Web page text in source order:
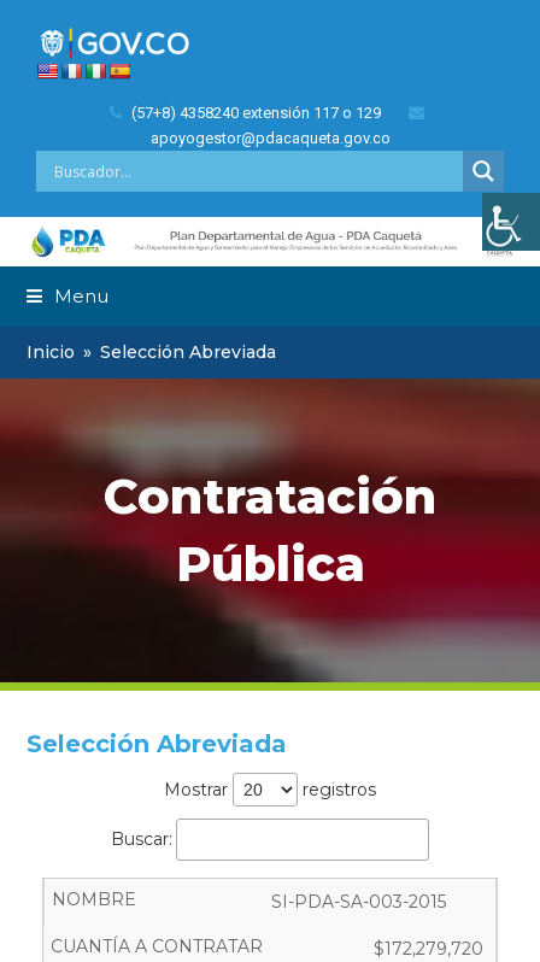
(57+8) 4358240 extensión 117 o 129
apoyogestor@pdacaqueta.gov.co
Menu
Inicio » Selección Abreviada
Contratación
Pública
Selección Abreviada
Mostrar registros
Buscar:
SI-PDA-SA-003-2015
$172,279,720